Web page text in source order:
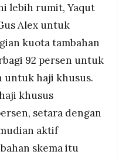
lebih rumit, Yaqut
Alex untuk
kuota tambahan
92 persen untuk
untuk haji khusus.
khusus
setara dengan
aktif
skema itu